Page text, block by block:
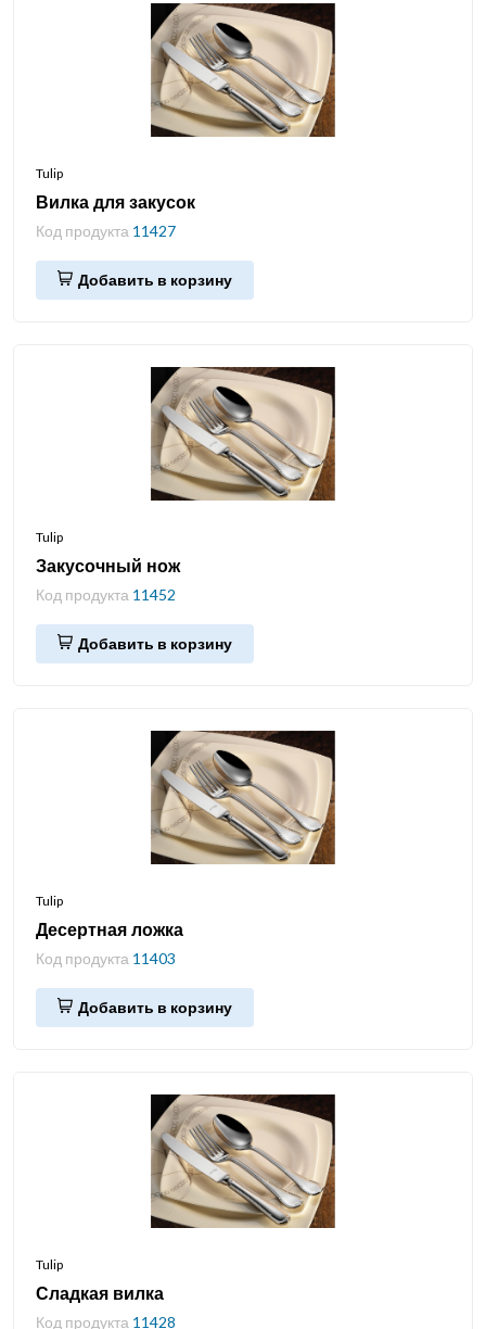
Tulip
Вилка для закусок
Код продукта 11427
Добавить в корзину
Tulip
Закусочный нож
Код продукта 11452
Добавить в корзину
Tulip
Десертная ложка
Код продукта 11403
Добавить в корзину
Tulip
Сладкая вилка
Код продукта 11428